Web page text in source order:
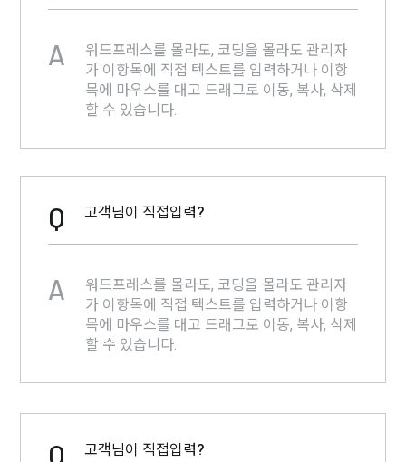
A
워드프레스를 몰라도, 코딩을 몰라도 관리자
가 이항목에 직접 텍스트를 입력하거나 이항
목에 마우스를 대고 드래그로 이동, 복사, 삭제
할 수 있습니다.
Q 고객님이 직접입력?
A
워드프레스를 몰라도, 코딩을 몰라도 관리자
가 이항목에 직접 텍스트를 입력하거나 이항
목에 마우스를 대고 드래그로 이동, 복사, 삭제
할 수 있습니다.
Q 고객님이 직접입력?